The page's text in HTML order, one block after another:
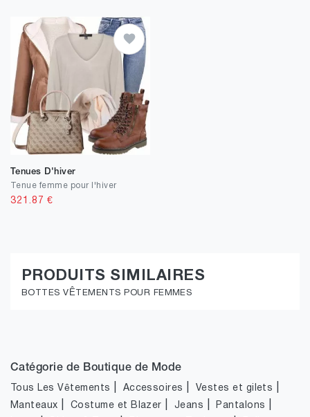
Tenues D'hiver
Tenue femme pour l'hiver
321.87 €
PRODUITS SIMILAIRES
BOTTES VÊTEMENTS POUR FEMMES
Catégorie de Boutique de Mode
Tous Les Vêtements Accessoires Vestes et gilets
Manteaux Costume et Blazer Jeans Pantalons